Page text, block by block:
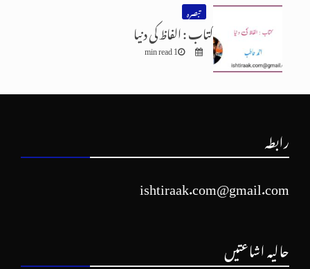
تبصرہ
کتاب : الفاظ کی دنیا
1 min read
رابطہ
ishtiraak.com@gmail.com
حالیہ اشاعتیں